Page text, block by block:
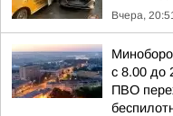
Вчера,
с 8.00 до
ПВО